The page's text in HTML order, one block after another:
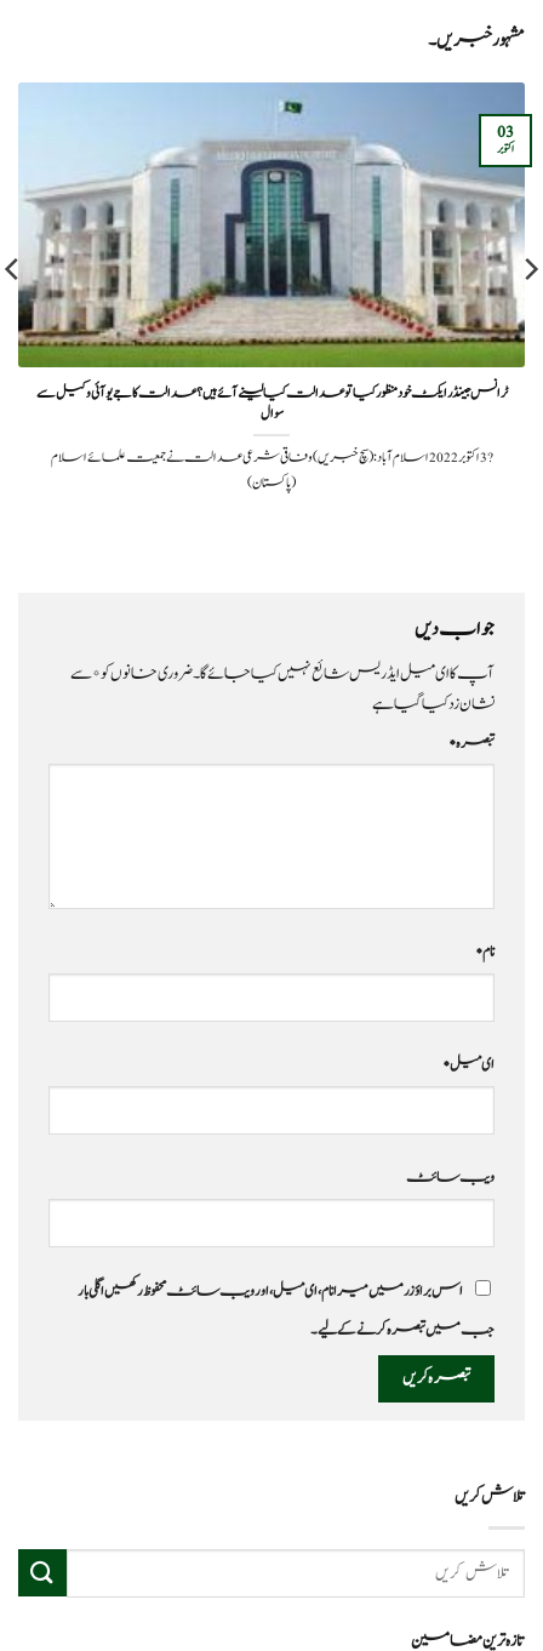
مشہور خبریں۔
ٹرانس جینڈر ایکٹ خود منظور کیا تو عدالت کیا لینے آئے ہیں؟ عدالت کا جے یو آئی وکیل سے
سوال
?️ 3 اکتوبر 2022اسلام آباد: (سچ خبریں) وفاقی شرعی عدالت نے جمعیت علمائے اسلام
(پاکستان)
03
اکتوبر
جواب دیں
آپ کا ای میل ایڈریس شائع نہیں کیا جائے گا۔ضروری خانوں کو*سے
نشان زد کیا گیا ہے
تبصرہ*
نام*
ای میل*
ویب‌ سائٹ
اس براؤزر میں میرا نام، ای میل، اور ویب سائٹ محفوظ رکھیں اگلی بار
جب میں تبصرہ کرنے کےلیے۔
تلاش کریں
تازہ ترین مضامین